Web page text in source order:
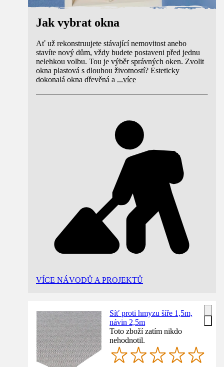
Jak vybrat okna
Ať už rekonstruujete stávající nemovitost anebo
stavíte nový dům, vždy budete postaveni před jednu
nelehkou volbu. Tou je výběr správných oken. Zvolit
okna plastová s dlouhou životností? Esteticky
dokonalá okna dřevěná a ...více
VÍCE NÁVODŮ A PROJEKTŮ
Síť proti hmyzu šíře 1,5m,
návin 2,5m
Toto zboží zatím nikdo
nehodnotil.